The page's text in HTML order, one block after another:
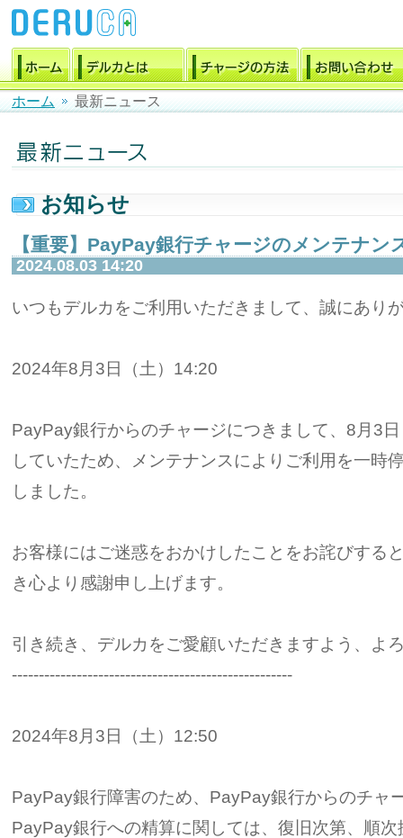
ホーム 最新ニュース
お知らせ
【重要】PayPay銀行チャージのメンテナン
2024.08.03 14:20
いつもデルカをご利用いただきまして、誠にあり
2024年8月3日（土）14:20
PayPay銀行からのチャージにつきまして、8月3
していたため、メンテナンスによりご利用を一時
しました。
お客様にはご迷惑をおかけしたことをお詫びする
き心より感謝申し上げます。
引き続き、デルカをご愛顧いただきますよう、よ
----------------------------------------------------
2024年8月3日（土）12:50
PayPay銀行障害のため、PayPay銀行からのチャ
PayPay銀行への精算に関しては、復旧次第、順